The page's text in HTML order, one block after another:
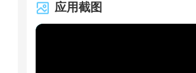
应用截图